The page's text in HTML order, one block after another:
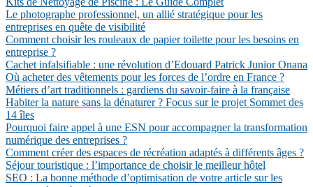
Le photographe professionnel, un allié stratégique pour les
entreprises en quête de visibilité
Comment choisir les rouleaux de papier toilette pour les besoins en
entreprise ?
Cachet infalsifiable : une révolution d’Edouard Patrick Junior Onana
Où acheter des vêtements pour les forces de l’ordre en France ?
Métiers d’art traditionnels : gardiens du savoir-faire à la française
Habiter la nature sans la dénaturer ? Focus sur le projet Sommet des
14 îles
Pourquoi faire appel à une ESN pour accompagner la transformation
numérique des entreprises ?
Comment créer des espaces de récréation adaptés à différents âges ?
Séjour touristique : l’importance de choisir le meilleur hôtel
SEO : La bonne méthode d’optimisation de votre article sur les